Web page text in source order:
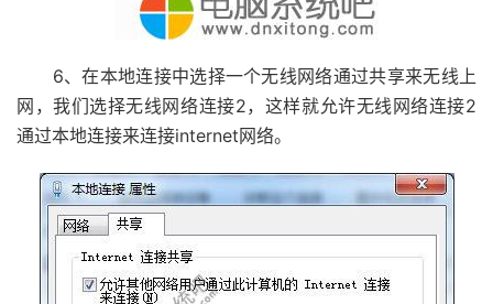
6、在本地连接中选择一个无线网络通过共享来无线上
网，我们选择无线网络连接2，这样就允许无线网络连接2
通过本地连接来连接internet网络。